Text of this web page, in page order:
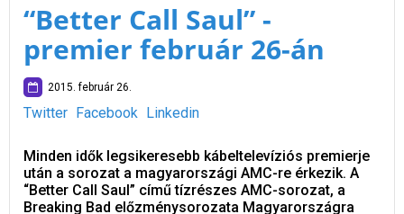
“Better Call Saul” -
premier február 26-án
2015. február 26.
Twitter Facebook Linkedin
Minden idők legsikeresebb kábeltelevíziós premierje
után a sorozat a magyarországi AMC-re érkezik. A
“Better Call Saul” című tízrészes AMC-sorozat, a
Breaking Bad előzménysorozata Magyarországra